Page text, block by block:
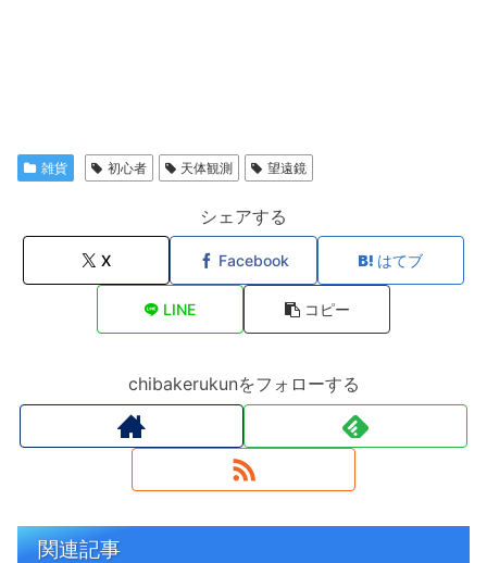
雑貨 初心者 天体観測 望遠鏡
シェアする
X Facebook はてブ
LINE コピー
chibakerukunをフォローする
関連記事